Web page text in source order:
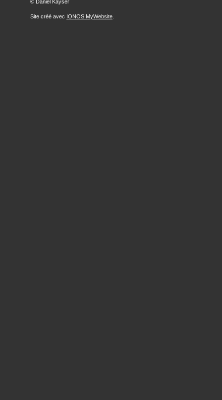
© Daniel Kayser
Site créé avec IONOS MyWebsite